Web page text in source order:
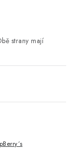
strany mají